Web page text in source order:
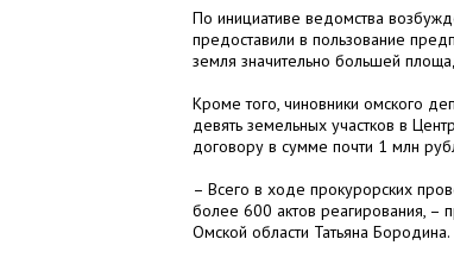
По инициативе ведомства
предоставили в пользование
земля значительно большей
Кроме того, чиновники омского
девять земельных участков в
договору в сумме почти 1 млн
– Всего в ходе прокурорских
более 600 актов реагирования, –
Омской области Татьяна Бородина.